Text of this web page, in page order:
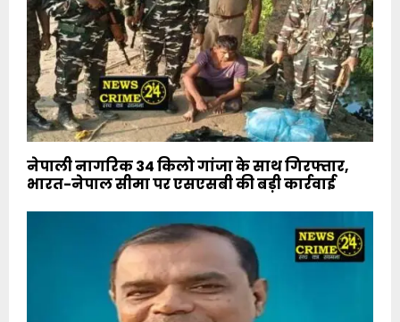
नेपाली नागरिक 34 किलो गांजा के साथ गिरफ्तार,
भारत-नेपाल सीमा पर एसएसबी की बड़ी कार्रवाई